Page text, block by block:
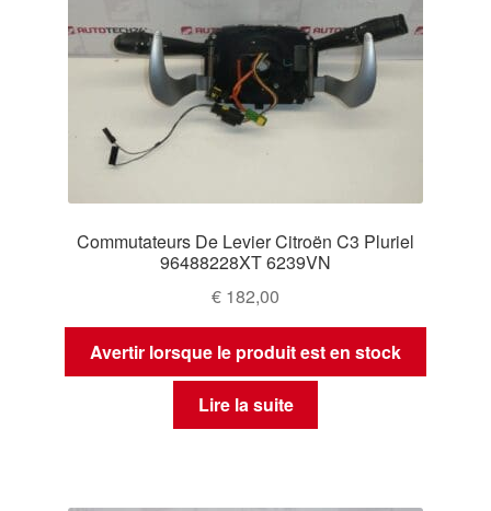
Commutateurs De Levier Citroën C3 Pluriel
96488228XT 6239VN
€ 182,00
Avertir lorsque le produit est en stock
Lire la suite